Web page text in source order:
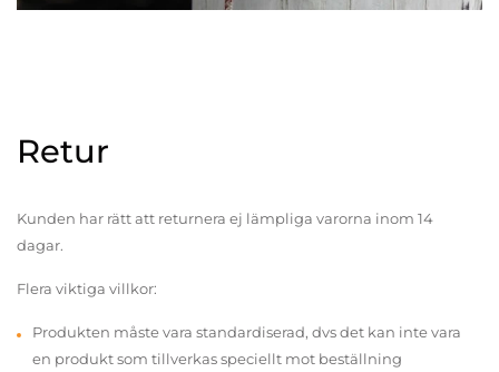
Retur
Kunden har rätt att returnera ej lämpliga varorna inom 14
dagar.
Flera viktiga villkor:
Produkten måste vara standardiserad, dvs det kan inte vara
en produkt som tillverkas speciellt mot beställning